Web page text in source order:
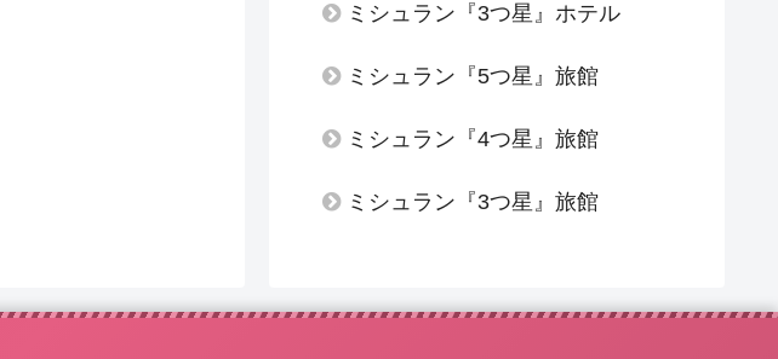
ミシュラン『3つ星』ホテル
ミシュラン『5つ星』旅館
ミシュラン『4つ星』旅館
ミシュラン『3つ星』旅館